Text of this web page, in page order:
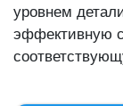
уровнем
эффективную